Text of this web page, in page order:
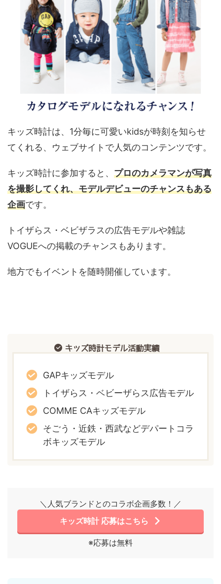
キッズ時計は、1分毎に可愛いkidsが時刻を知らせ
てくれる、ウェブサイトで人気のコンテンツです。
キッズ時計に参加すると、 プロのカメラマンが写真
を撮影してくれ、モデルデビューのチャンスもある
企画です。
トイザらス・ベビザラスの広告モデルや雑誌
VOGUEへの掲載のチャンスもあります。
地方でもイベントを随時開催しています。
キッズ時計モデル活動実績
GAPキッズモデル
トイザらス・ベビーザらス広告モデル
COMME CAキッズモデル
そごう・近鉄・西武などデパートコラ
ボキッズモデル
＼人気ブランドとのコラボ企画多数！／
キッズ時計 応募はこちら
※応募は無料